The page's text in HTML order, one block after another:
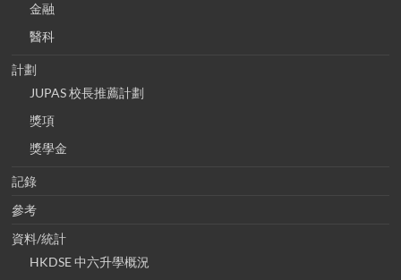
金融
醫科
計劃
JUPAS 校長推薦計劃
獎項
獎學金
記錄
參考
資料/統計
HKDSE 中六升學概況